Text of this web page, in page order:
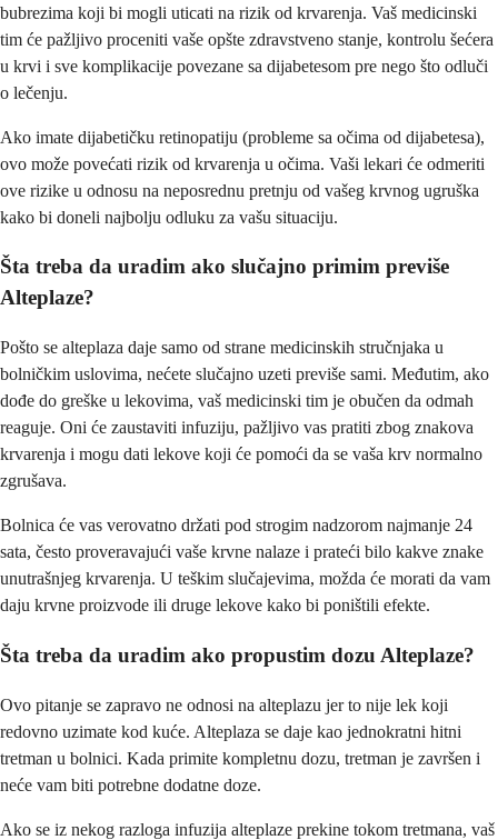
bubrezima koji bi mogli uticati na rizik od krvarenja. Vaš medicinski
tim će pažljivo proceniti vaše opšte zdravstveno stanje, kontrolu šećera
u krvi i sve komplikacije povezane sa dijabetesom pre nego što odluči
o lečenju.
Ako imate dijabetičku retinopatiju (probleme sa očima od dijabetesa),
ovo može povećati rizik od krvarenja u očima. Vaši lekari će odmeriti
ove rizike u odnosu na neposrednu pretnju od vašeg krvnog ugruška
kako bi doneli najbolju odluku za vašu situaciju.
Šta treba da uradim ako slučajno primim previše
Alteplaze?
Pošto se alteplaza daje samo od strane medicinskih stručnjaka u
bolničkim uslovima, nećete slučajno uzeti previše sami. Međutim, ako
dođe do greške u lekovima, vaš medicinski tim je obučen da odmah
reaguje. Oni će zaustaviti infuziju, pažljivo vas pratiti zbog znakova
krvarenja i mogu dati lekove koji će pomoći da se vaša krv normalno
zgrušava.
Bolnica će vas verovatno držati pod strogim nadzorom najmanje 24
sata, često proveravajući vaše krvne nalaze i prateći bilo kakve znake
unutrašnjeg krvarenja. U teškim slučajevima, možda će morati da vam
daju krvne proizvode ili druge lekove kako bi poništili efekte.
Šta treba da uradim ako propustim dozu Alteplaze?
Ovo pitanje se zapravo ne odnosi na alteplazu jer to nije lek koji
redovno uzimate kod kuće. Alteplaza se daje kao jednokratni hitni
tretman u bolnici. Kada primite kompletnu dozu, tretman je završen i
neće vam biti potrebne dodatne doze.
Ako se iz nekog razloga infuzija alteplaze prekine tokom tretmana, vaš